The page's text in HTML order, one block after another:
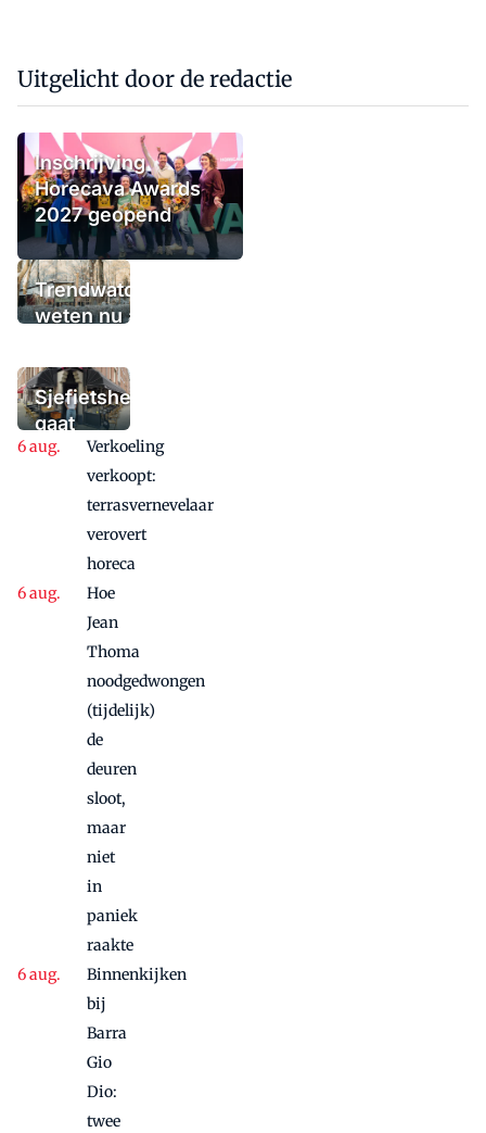
Uitgelicht door de redactie
Inschrijving
Horecava Awards
2027 geopend
Trendwatchers
weten nu al wat
moet bieden:
'Iedere dag een
waaaaaanzinnige
aanbieding'
Sjefietshe
gaat
vanwege
succes
maandje
Verkoeling
verkoopt:
terrasvernevelaar
verovert
horeca
Hoe
Jean
Thoma
noodgedwongen
(tijdelijk)
de
deuren
sloot,
maar
niet
in
paniek
raakte
Binnenkijken
bij
Barra
Gio
Dio:
twee